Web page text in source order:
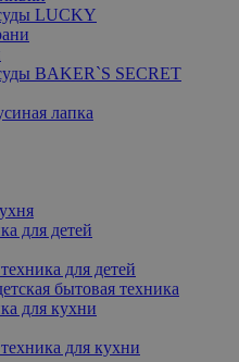
LUCKY
BAKER`S SECRET
лапка
для детей
для детей
бытовая техника
для кухни
для кухни